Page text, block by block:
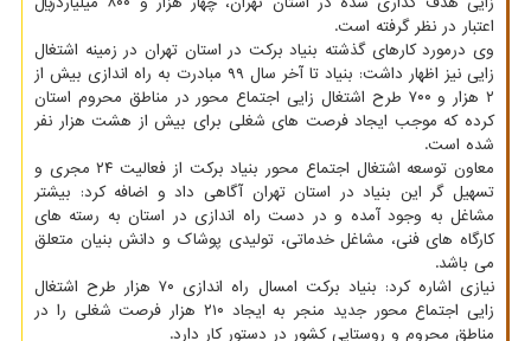
اعتبار در نظر گرفته است.
وی درمورد کارهای گذشته بنیاد برکت در استان تهران در زمینه اشتغال
زایی نیز اظهار داشت: بنیاد تا آخر سال ۹۹ مبادرت به راه اندازی بیش از
۲ هزار و ۷۰۰ طرح اشتغال زایی اجتماع محور در مناطق محروم استان
کرده که موجب ایجاد فرصت های شغلی برای بیش از هشت هزار نفر
شده است.
معاون توسعه اشتغال اجتماع محور بنیاد برکت از فعالیت ۲۴ مجری و
تسهیل گر این بنیاد در استان تهران آگاهی داد و اضافه کرد: بیشتر
مشاغل به وجود آمده و در دست راه اندازی در استان به رسته های
کارگاه های فنی، مشاغل خدماتی، تولیدی پوشاک و دانش بنیان متعلق
می باشد.
نیازی اشاره کرد: بنیاد برکت امسال راه اندازی ۷۰ هزار طرح اشتغال
زایی اجتماع محور جدید منجر به ایجاد ۲۱۰ هزار فرصت شغلی را در
مناطق محروم و روستایی کشور در دستور کار دارد.